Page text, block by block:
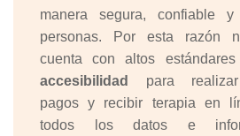
manera segura, confiable
personas. Por esta razón
cuenta con altos
accesibilidad
para realizar
pagos y recibir terapia en
todos los datos e